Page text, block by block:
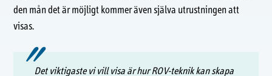
den mån det är möjligt kommer även själva utrustningen att
visas.
Det viktigaste vi vill visa är hur ROV-teknik kan skapa